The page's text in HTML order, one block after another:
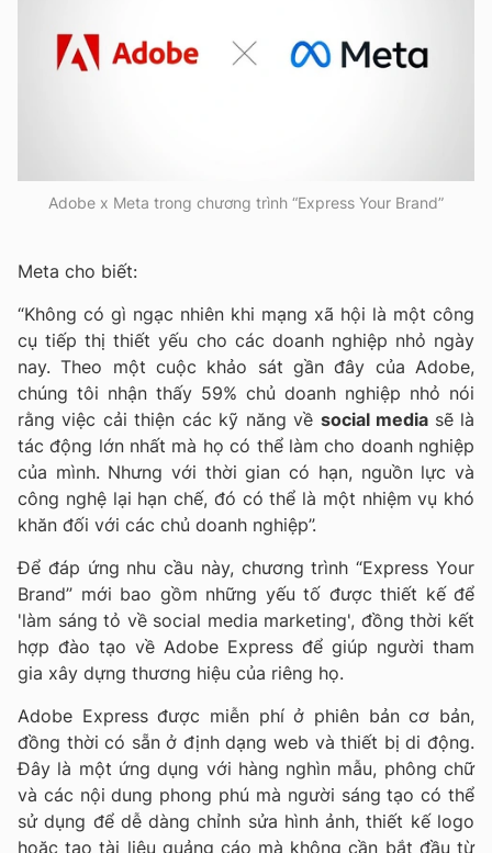
Adobe x Meta trong chương trình “Express Your Brand”
Meta cho biết:
“Không có gì ngạc nhiên khi mạng xã hội là một công
cụ tiếp thị thiết yếu cho các doanh nghiệp nhỏ ngày
nay. Theo một cuộc khảo sát gần đây của Adobe,
chúng tôi nhận thấy 59% chủ doanh nghiệp nhỏ nói
rằng việc cải thiện các kỹ năng về social media sẽ là
tác động lớn nhất mà họ có thể làm cho doanh nghiệp
của mình. Nhưng với thời gian có hạn, nguồn lực và
công nghệ lại hạn chế, đó có thể là một nhiệm vụ khó
khăn đối với các chủ doanh nghiệp”.
Để đáp ứng nhu cầu này, chương trình “Express Your
Brand” mới bao gồm những yếu tố được thiết kế để
'làm sáng tỏ về social media marketing', đồng thời kết
hợp đào tạo về Adobe Express để giúp người tham
gia xây dựng thương hiệu của riêng họ.
Adobe Express được miễn phí ở phiên bản cơ bản,
đồng thời có sẵn ở định dạng web và thiết bị di động.
Đây là một ứng dụng với hàng nghìn mẫu, phông chữ
và các nội dung phong phú mà người sáng tạo có thể
sử dụng để dễ dàng chỉnh sửa hình ảnh, thiết kế logo
hoặc tạo tài liệu quảng cáo mà không cần bắt đầu từ